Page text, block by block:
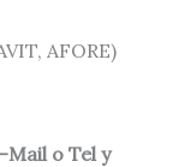
AFORE)
o Tel y